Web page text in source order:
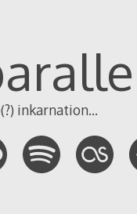
inkarnation...